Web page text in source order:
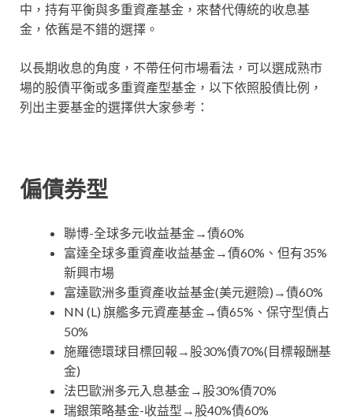
中，持有平衡與多重資產基金，來替代傳統的收息基
金，依舊是不錯的選擇。
以長期收息的角度，不帶任何市場看法，可以選成熟市
場的股債平衡或多重資產型基金，以下依照股債比例，
列出主要基金的選擇供大家參考：
偏債券型
聯博-全球多元收益基金→債60%
富達全球多重資產收益基金→債60%、但有35%
新興市場
富達歐洲多重資產收益基金(美元避險)→債60%
NN (L) 旗艦多元資產基金→債65%、保守型債占
50%
施羅德環球目標回報→股30%債70%(目標報酬基
金)
法巴歐洲多元入息基金→股30%債70%
瑞銀策略基金-收益型→股40%債60%